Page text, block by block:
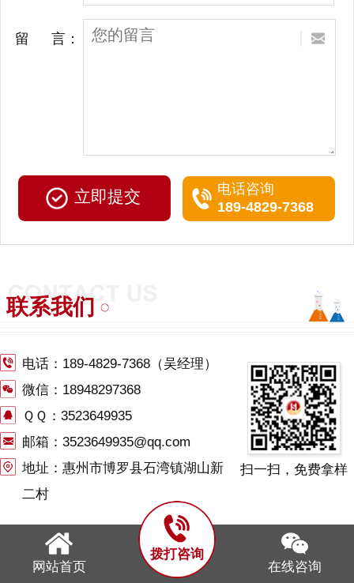
留 言：
电话咨询
189-4829-7368
联系我们
电话： 189-4829-7368 （吴经理）
微信：18948297368
ＱＱ：3523649935
邮箱：3523649935@qq.com
地址：惠州市博罗县石湾镇湖山新
二村
扫一扫，免费拿样
网站首页
拨打咨询
在线咨询